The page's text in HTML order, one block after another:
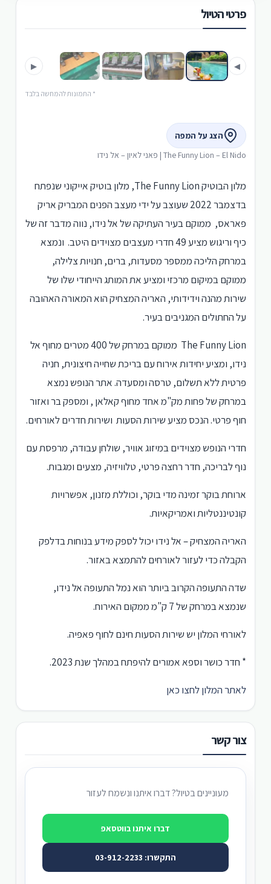
פרטי הטיול
◀
▶
* התמונות להמחשה בלבד
הצג על המפה
The Funny Lion – El Nido | פאני לאיון – אל נידו
מלון הבוטיק The Funny Lion, מלון בוטיק אייקוני שנפתח
בדצמבר 2022 שעוצב על ידי מעצב הפנים המבריק אריק
פאראס, ממוקם בעיר העתיקה של אל נידו, נווה מדבר זה של
כיף וריגוש מציע 49 חדרי מעצבים מצוידים היטב. ונמצא
במרחק הליכה ממספר מסעדות, ברים, חנויות צלילה,
ממוקם במיקום מרכזי ומציע את המותג הייחודי שלו של
שירות מהנה וידידותי, האריה המצחיק הוא המאורה האהובה
על החתולים המגניבים בעיר.
The Funny Lion ממוקם במרחק של 400 מטרים מחוף אל
נידו, ומציע יחידות אירוח עם בריכת שחייה חיצונית, חניה
פרטית ללא תשלום, טרסה ומסעדה. אתר הנופש נמצא
במרחק של פחות מק"מ אחד מחוף קאלאן , ומספק בר ואזור
חוף פרטי. הנכס מציע שירות הסעות ושירות חדרים לאורחים.
חדרי הנופש מצוידים במיזוג אוויר, שולחן עבודה, מרפסת עם
נוף לבריכה, חדר רחצה פרטי, טלוויזיה, מצעים ומגבות.
ארוחת בוקר זמינה מדי בוקר, וכוללת מזנון, אפשרויות
קונטיננטליות ואמריקאיות.
האריה המצחיק – אל נידו יכול לספק מידע בנוחות בדלפק
הקבלה כדי לעזור לאורחים להתמצא באזור.
שדה התעופה הקרוב ביותר הוא נמל התעופה אל נידו,
שנמצא במרחק של 7 ק"מ ממקום האירוח.
לאורחי המלון יש שירות הסעות חינם לחוף פאפיה.
* חדר כושר וספא אמורים להיפתח במהלך שנת 2023.
לאתר המלון לחצו כאן
צור קשר
מעוניינים בטיול? דברו איתנו ונשמח לעזור
דברו איתנו בווטסאפ
התקשרו: 03-912-2233